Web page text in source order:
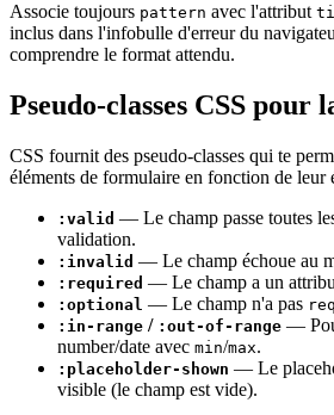
Associe toujours pattern avec l'attribut
inclus dans l'infobulle d'erreur du
comprendre le format attendu.
Pseudo-classes CSS pour
CSS fournit des pseudo-classes qui te
éléments de formulaire en fonction de leur
:valid — Le champ passe toutes
validation.
:invalid — Le champ échoue au
:required — Le champ a un
:optional — Le champ n'a pas
:in-range / :out-of-range —
number/date avec min/max.
:placeholder-shown — Le
visible (le champ est vide).